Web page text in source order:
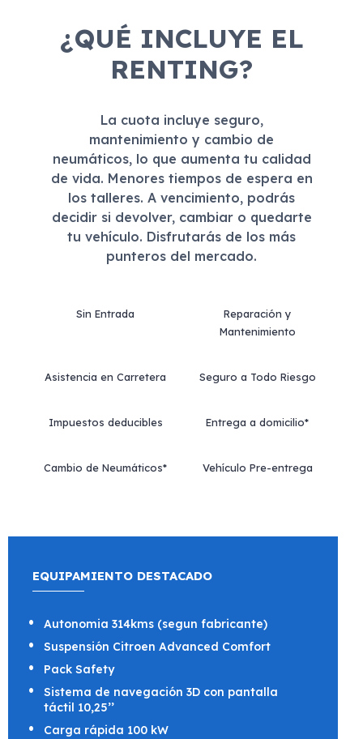
¿QUÉ INCLUYE EL
RENTING?
La cuota incluye seguro,
mantenimiento y cambio de
neumáticos, lo que aumenta tu calidad
de vida. Menores tiempos de espera en
los talleres. A vencimiento, podrás
decidir si devolver, cambiar o quedarte
tu vehículo. Disfrutarás de los más
punteros del mercado.
Sin Entrada
Reparación y
Mantenimiento
Asistencia en Carretera Seguro a Todo Riesgo
Impuestos deducibles Entrega a domicilio*
Cambio de Neumáticos* Vehículo Pre-entrega
EQUIPAMIENTO DESTACADO
Autonomia 314kms (segun fabricante)
Suspensión Citroen Advanced Comfort
Pack Safety
Sistema de navegación 3D con pantalla
táctil 10,25’’
Carga rápida 100 kW